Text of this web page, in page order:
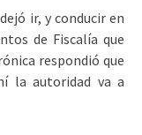
ir, y conducir en
de Fiscalía que
respondió que
la autoridad va a